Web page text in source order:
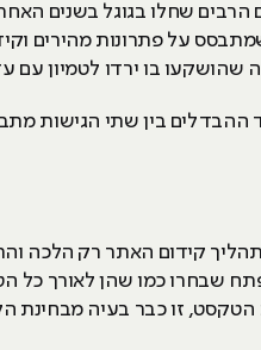
הרבים שחלו בגוגל בשנים
על פתרונות מהירים
שהושקעו בו ירדו לטמיון עם
ההבדלים בין שתי הגישות
קידום האתר רק הלכה
שבחרו כמו שהן לאורך כל
הטקסט, זו כבר בעיה מבחינת